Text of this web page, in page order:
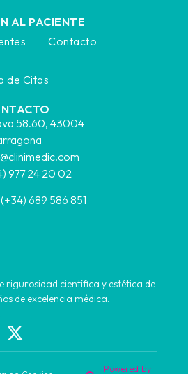
rigurosidad científica y estética de
de excelencia médica.
AL PACIENTE
Contacto
de Citas
58.60, 43004
977 24 20 02
689 586 851
Powered by